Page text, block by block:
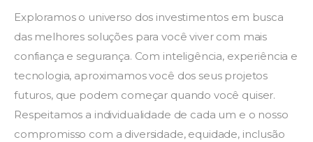
Voltar ao site
Exploramos o universo dos investimentos em busca
das melhores soluções para você viver com mais
confiança e segurança. Com inteligência, experiência e
tecnologia, aproximamos você dos seus projetos
futuros, que podem começar quando você quiser.
Respeitamos a individualidade de cada um e o nosso
compromisso com a diversidade, equidade, inclusão